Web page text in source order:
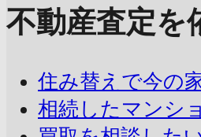
不動産査定を
住み替えで今の
相続したマンシ